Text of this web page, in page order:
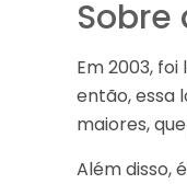
Sobre
Em 2003,
então, essa
maiores,
Além disso,